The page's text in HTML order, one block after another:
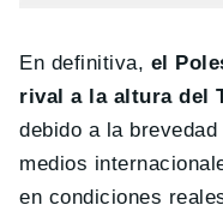
En definitiva, el
rival a la altura del
debido a la
medios
en condiciones